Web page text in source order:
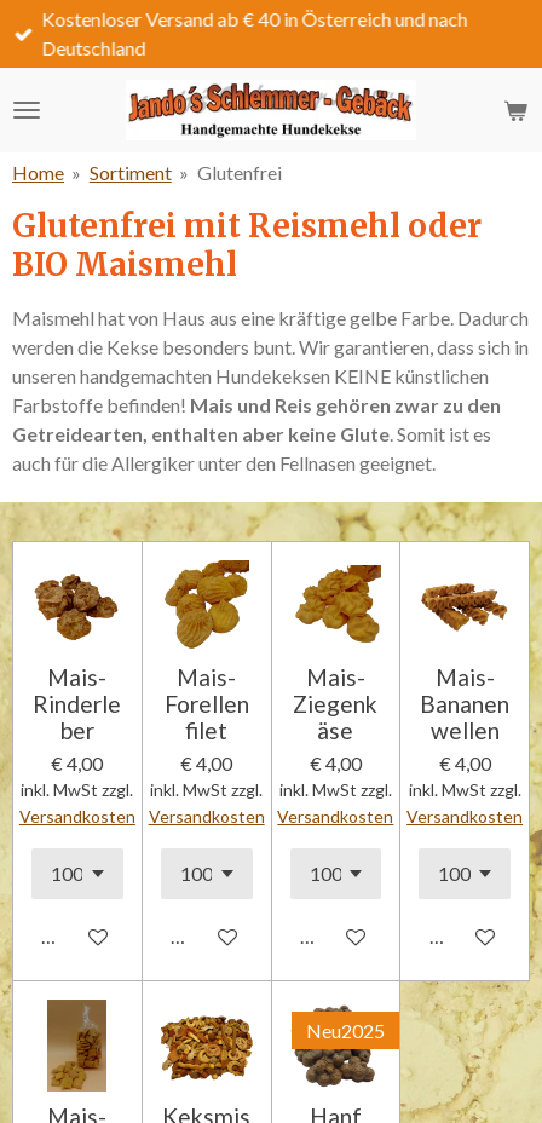
Zum
Hauptinhalt
Kostenloser Versand ab € 40 in Österreich und nach
Deutschland
Home » Sortiment » Glutenfrei
Glutenfrei mit Reismehl oder
BIO Maismehl
Maismehl hat von Haus aus eine kräftige gelbe Farbe. Dadurch
werden die Kekse besonders bunt. Wir garantieren, dass sich in
unseren handgemachten Hundekeksen KEINE künstlichen
Farbstoffe befinden! Mais und Reis gehören zwar zu den
Getreidearten, enthalten aber keine Glute. Somit ist es
auch für die Allergiker unter den Fellnasen geeignet.
Mais-
Rinderle
ber
€ 4,00
inkl. MwSt zzgl.
Versandkosten
In den Warenkorb
Mais-
Forellen
filet
€ 4,00
inkl. MwSt zzgl.
Versandkosten
In den Warenkorb
Mais-
Ziegenk
äse
€ 4,00
inkl. MwSt zzgl.
Versandkosten
In den Warenkorb
Mais-
Bananen
wellen
€ 4,00
inkl. MwSt zzgl.
Versandkosten
In den
Mais-
Keksmis
Neu2025
Hanf